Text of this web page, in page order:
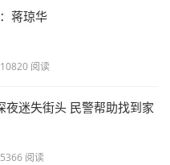
蒋琼华
10820 阅读
夜迷失街头 民警帮助找到家
5366 阅读